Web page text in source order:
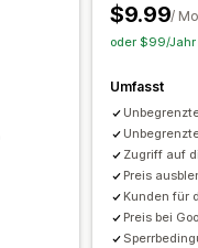
$9.99/
oder $99/Jahr
Umfasst
Zugriff auf
Preis
Kunden für
Preis bei